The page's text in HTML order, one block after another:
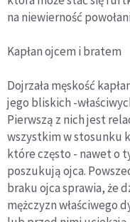
na niewierność
Kapłan ojcem i bratem
Dojrzała męskość
jego bliskich -
Pierwszą z nich jest
wszystkim w stosunku
które często - nawet o
poszukują ojca.
braku ojca sprawia, że
mężczyzn właściwego